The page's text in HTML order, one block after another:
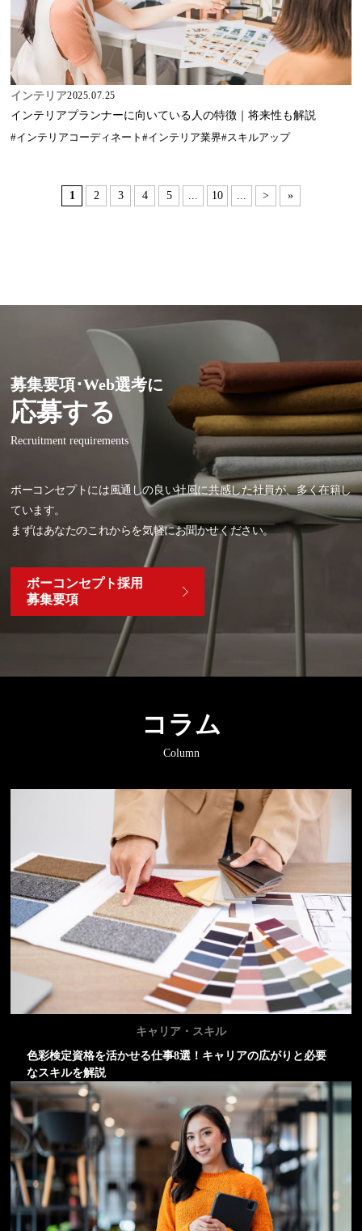
インテリア2025.07.25
インテリアプランナーに向いている人の特徴｜将来性も解説
#インテリアコーディネート #インテリア業界#スキルアップ
1 2 3 4 5 10 > »
募集要項･Web選考に
応募する
Recruitment requirements
ボーコンセプトには風通しの良い社風に共感した社員が、多く在籍し
ています。
まずはあなたのこれからを気軽にお聞かせください。
ボーコンセプト採用
募集要項
コラム
Column
キャリア・スキル
色彩検定資格を活かせる仕事8選！キャリアの広がりと必要
なスキルを解説